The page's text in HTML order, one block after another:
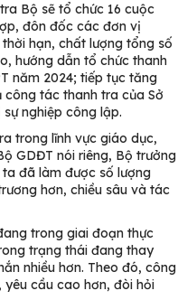
Bộ sẽ tổ chức 16 cuộc
đôn đốc các đơn vị
hạn, chất lượng tổng số
hướng dẫn tổ chức thanh
năm 2024; tiếp tục tăng
công tác thanh tra của Sở
nghiệp công lập.
trong lĩnh vực giáo dục,
GDĐT nói riêng, Bộ trưởng
đã làm được số lượng
hơn, chiều sâu và tác
trong giai đoạn thực
trạng thái đang thay
nhiều hơn. Theo đó, công
yêu cầu cao hơn, đòi hỏi